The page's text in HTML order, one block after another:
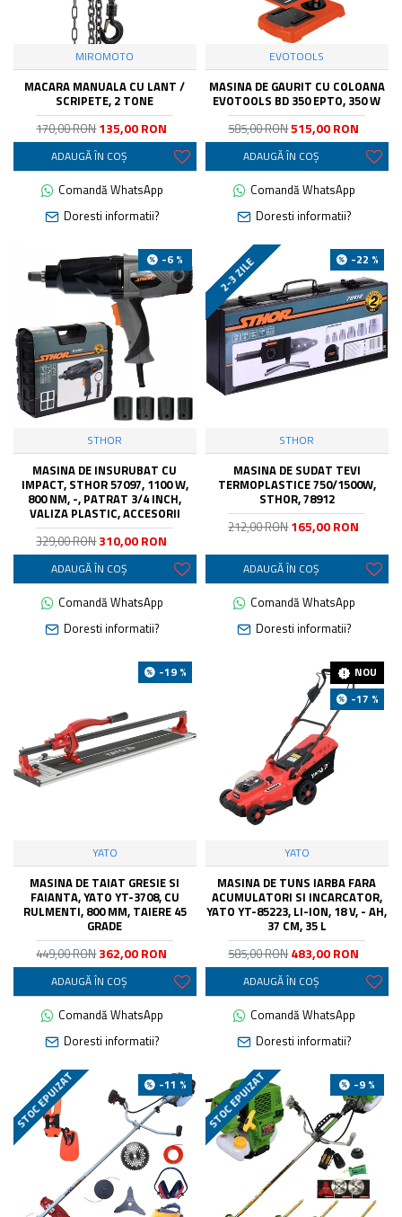
MIROMOTO
MACARA MANUALA CU LANT /
SCRIPETE, 2 TONE
170,00 RON135,00 RON
ADAUGĂ ÎN COŞ
Comandă WhatsApp
Doresti informatii?
EVOTOOLS
MASINA DE GAURIT CU COLOANA
EVOTOOLS BD 350 EPTO, 350 W
585,00 RON515,00 RON
ADAUGĂ ÎN COŞ
Comandă WhatsApp
Doresti informatii?
-6 %
STHOR
MASINA DE INSURUBAT CU
IMPACT, STHOR 57097, 1100 W,
800 NM, -, PATRAT 3/4 INCH,
VALIZA PLASTIC, ACCESORII
329,00 RON310,00 RON
ADAUGĂ ÎN COŞ
Comandă WhatsApp
Doresti informatii?
-22 %
2-3 ZILE
STHOR
MASINA DE SUDAT TEVI
TERMOPLASTICE 750/1500W,
STHOR, 78912
212,00 RON165,00 RON
ADAUGĂ ÎN COŞ
Comandă WhatsApp
Doresti informatii?
-19 %
YATO
MASINA DE TAIAT GRESIE SI
FAIANTA, YATO YT-3708, CU
RULMENTI, 800 MM, TAIERE 45
GRADE
449,00 RON362,00 RON
ADAUGĂ ÎN COŞ
Comandă WhatsApp
Doresti informatii?
NOU
-17 %
YATO
MASINA DE TUNS IARBA FARA
ACUMULATORI SI INCARCATOR,
YATO YT-85223, LI-ION, 18 V, - AH,
37 CM, 35 L
585,00 RON483,00 RON
ADAUGĂ ÎN COŞ
Comandă WhatsApp
Doresti informatii?
-11 %
STOC EPUIZAT -9 %
STOC EPUIZAT